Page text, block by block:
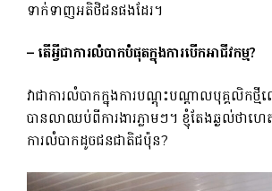
ទាក់ទាញអតិថិជនផងដែរ។
– តើ​អ្វី​ជា​ការ​លំបាក​បំផុត​ក្នុង​ការ​បើក​អាជីវកម្ម?
វាជាការលំបាកក្នុងការបណ្តុះបណ្តាលបុគ្គលិកថ្មីល
បានលាឈប់ពីការងារភ្លាមៗ។ ខ្ញុំ​តែង​ឆ្ងល់​ថា​ហេតុ​អ្
ការ​លំបាក​ដូច​ជនជាតិ​ជប៉ុន?